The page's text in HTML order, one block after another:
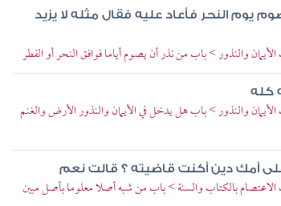
يوم النحر فأعاد عليه فقال مثله لا يزيد
والنذور > باب من نذر أن يصوم أياما فوافق النحر أو الفطر
كله
والنذور > باب هل يدخل في الأيمان والنذور الأرض والغنم
أمك دين أكنت قاضيته ؟ قالت نعم
بالكتاب والسنة > باب من شبه أصلا معلوما بأصل مبين